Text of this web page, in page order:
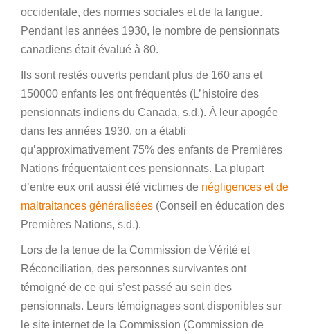
occidentale, des normes sociales et de la langue.
Pendant les années 1930, le nombre de pensionnats
canadiens était évalué à 80.
Ils sont restés ouverts pendant plus de 160 ans et
150000 enfants les ont fréquentés (L’ histoire des
pensionnats indiens du Canada, s.d.). À leur apogée
dans les années 1930, on a établi
qu’approximativement 75% des enfants de Premières
Nations fréquentaient ces pensionnats. La plupart
d’entre eux ont aussi été victimes de négligences et de
maltraitances généralisées (Conseil en éducation des
Premières Nations, s.d.).
Lors de la tenue de la Commission de Vérité et
Réconciliation, des personnes survivantes ont
témoigné de ce qui s’est passé au sein des
pensionnats. Leurs témoignages sont disponibles sur
le site internet de la Commission (Commission de